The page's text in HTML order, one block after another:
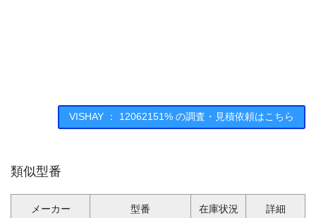
VISHAY ： 12062151% の調査・見積依頼はこちら
類似型番
メーカー 型番 在庫状況 詳細